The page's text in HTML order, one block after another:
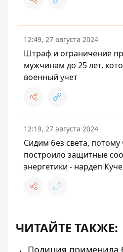
12:49, 27 августа 2024
Штраф и ограничение
мужчинам до 25 лет,
военный учет
12:19, 27 августа 2024
Сидим без света, потому
построило защитные
энергетики - нардеп
ЧИТАЙТЕ ТАКЖЕ:
Полиция применила